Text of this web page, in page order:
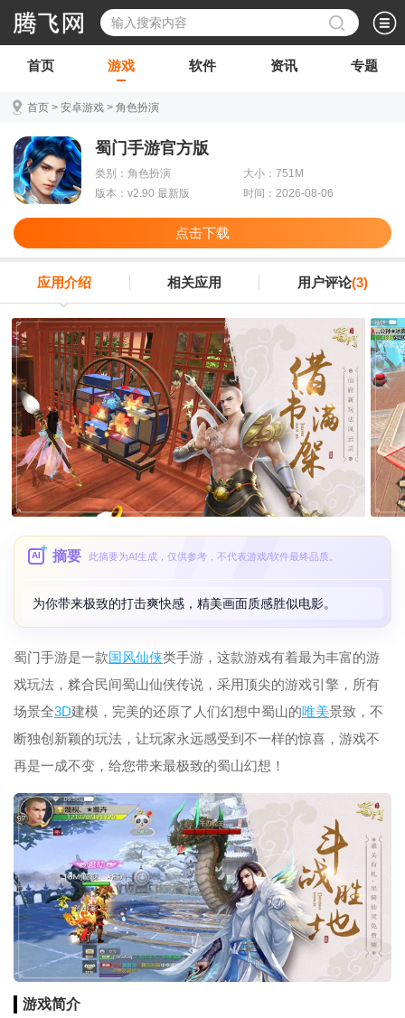
首页 游戏 软件 资讯 专题
首页 > 安卓游戏 > 角色扮演
蜀门手游官方版
类别：角色扮演
大小：751M
版本：v2.90 最新版
时间：2026-08-06
点击下载
应用介绍 相关应用 用户评论(3)
AI 摘要 此摘要为AI生成，仅供参考，不代表游戏/软件最终品质。
为你带来极致的打击爽快感，精美画面质感胜似电影。
蜀门手游是一款国风仙侠类手游，这款游戏有着最为丰富的游
戏玩法，糅合民间蜀山仙侠传说，采用顶尖的游戏引擎，所有
场景全3D建模，完美的还原了人们幻想中蜀山的唯美景致，不
断独创新颖的玩法，让玩家永远感受到不一样的惊喜，游戏不
再是一成不变，给您带来最极致的蜀山幻想！
游戏简介